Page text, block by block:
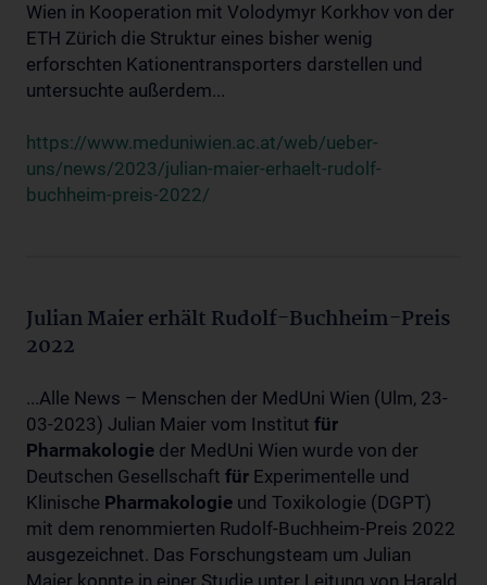
Wien in Kooperation mit Volodymyr Korkhov von der
ETH Zürich die Struktur eines bisher wenig
erforschten Kationentransporters darstellen und
untersuchte außerdem...
https://www.meduniwien.ac.at/web/ueber-
uns/news/2023/julian-maier-erhaelt-rudolf-
buchheim-preis-2022/
Julian Maier erhält Rudolf-Buchheim-Preis
2022
...Alle News – Menschen der MedUni Wien (Ulm, 23-
03-2023) Julian Maier vom Institut für
Pharmakologie der MedUni Wien wurde von der
Deutschen Gesellschaft für Experimentelle und
Klinische Pharmakologie und Toxikologie (DGPT)
mit dem renommierten Rudolf-Buchheim-Preis 2022
ausgezeichnet. Das Forschungsteam um Julian
Maier konnte in einer Studie unter Leitung von Harald